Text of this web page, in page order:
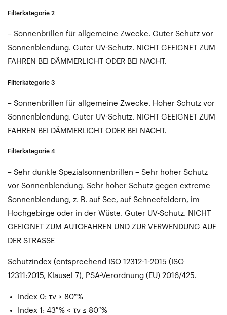
Filterkategorie 2
– Sonnenbrillen für allgemeine Zwecke. Guter Schutz vor
Sonnenblendung. Guter UV-Schutz. NICHT GEEIGNET ZUM
FAHREN BEI DÄMMERLICHT ODER BEI NACHT.
Filterkategorie 3
– Sonnenbrillen für allgemeine Zwecke. Hoher Schutz vor
Sonnenblendung. Guter UV-Schutz. NICHT GEEIGNET ZUM
FAHREN BEI DÄMMERLICHT ODER BEI NACHT.
Filterkategorie 4
– Sehr dunkle Spezialsonnenbrillen – Sehr hoher Schutz
vor Sonnenblendung. Sehr hoher Schutz gegen extreme
Sonnenblendung, z. B. auf See, auf Schneefeldern, im
Hochgebirge oder in der Wüste. Guter UV-Schutz. NICHT
GEEIGNET ZUM AUTOFAHREN UND ZUR VERWENDUNG AUF
DER STRASSE
Schutzindex (entsprechend ISO 12312-1-2015 (ISO
12311:2015, Klausel 7), PSA-Verordnung (EU) 2016/425.
Index 0: τv > 80 %
Index 1: 43 % < τv ≤ 80 %